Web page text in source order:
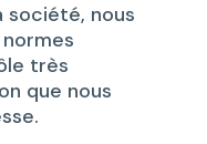
société, nous
très
que nous